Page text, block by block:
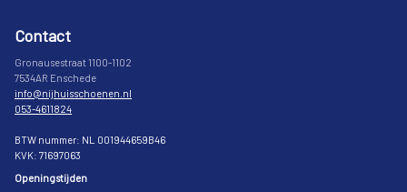
Contact
Gronausestraat 1100-1102
7534AR Enschede
info@nijhuisschoenen.nl
053-4611824
BTW nummer: NL 001944659B46
KVK: 71697063
Openingstijden